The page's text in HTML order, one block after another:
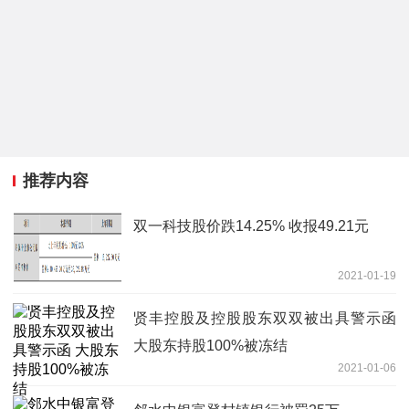
推荐内容
双一科技股价跌14.25% 收报49.21元
2021-01-19
贤丰控股及控股股东双双被出具警示函
大股东持股100%被冻结
2021-01-06